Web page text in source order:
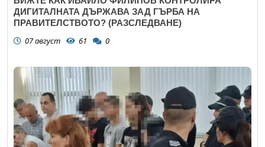
ДИГИТАЛНАТА ДЪРЖАВА ЗАД ГЪРБА НА
ПРАВИТЕЛСТВОТО? (РАЗСЛЕДВАНЕ)
07 август 61 0